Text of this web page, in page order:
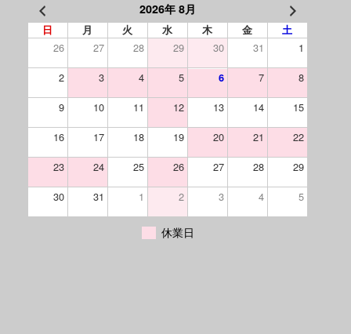
2026年 8月
日 月 火 水 木 金 土
26 27 28 29 30 31
1
2
3 4 5 6 7
8
9
10 11 12 13 14
15
16
17 18 19 20 21
22
23
24 25 26 27 28
29
30
31 1 2 3 4 5
休業日